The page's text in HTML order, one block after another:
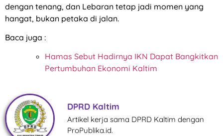
dengan tenang, dan Lebaran tetap jadi momen yang
hangat, bukan petaka di jalan.
Baca juga :
Hamas Sebut Hadirnya IKN Dapat Bangkitkan
Pertumbuhan Ekonomi Kaltim
DPRD Kaltim
Artikel kerja sama DPRD Kaltim dengan
ProPublika.id.